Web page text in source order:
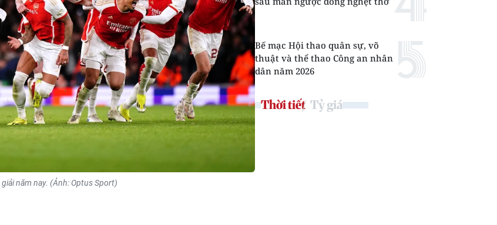
năm nay. (Ảnh: Optus Sport)
Bế mạc Hội thao quân sự, võ
thuật và thể thao Công an nhân
dân năm 2026
Thời tiết Tỷ giá